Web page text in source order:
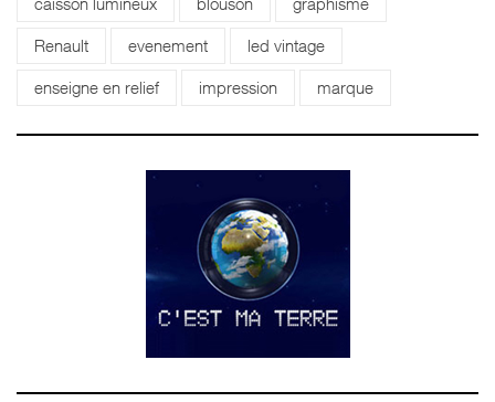
Renault evenement led vintage
enseigne en relief impression marque